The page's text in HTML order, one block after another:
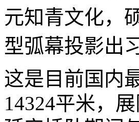
元知青文化，
型弧幕投影出
这是目前国内
14324平米，